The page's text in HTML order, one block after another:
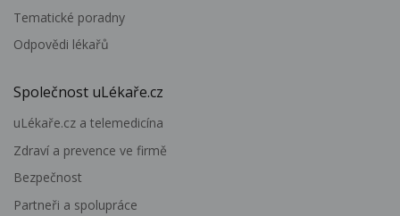
Tematické poradny
Odpovědi lékařů
Společnost uLékaře.cz
uLékaře.cz a telemedicína
Zdraví a prevence ve firmě
Bezpečnost
Partneři a spolupráce